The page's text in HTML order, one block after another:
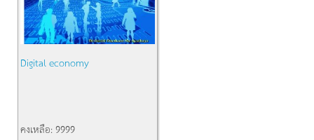
Digital economy
คงเหลือ:9999